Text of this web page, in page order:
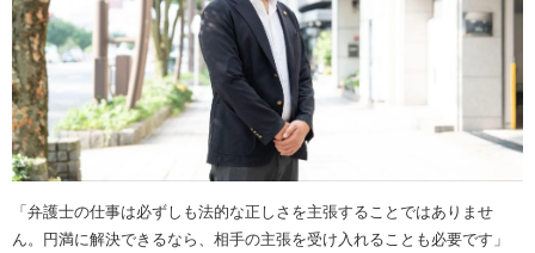
「弁護士の仕事は必ずしも法的な正しさを主張することではありませ
ん。円満に解決できるなら、相手の主張を受け入れることも必要です」